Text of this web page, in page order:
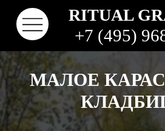
RITUAL GRANIT 77
+7 (495) 968-35-33
МАЛОЕ